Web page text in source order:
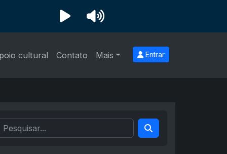
cultural Contato Mais Entrar